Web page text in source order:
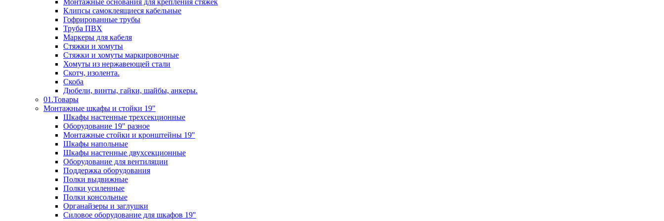
Монтажные основания для крепления стяжек
Клипсы самоклеящиеся кабельные
Гофрированные трубы
Труба ПВХ
Маркеры для кабеля
Стяжки и хомуты
Стяжки и хомуты маркировочные
Хомуты из нержавеющей стали
Скотч, изолента.
Скоба
Дюбели, винты, гайки, шайбы, анкеры.
01.Товары
Монтажные шкафы и стойки 19"
Шкафы настенные трехсекционные
Оборудование 19" разное
Монтажные стойки и кронштейны 19"
Шкафы напольные
Шкафы настенные двухсекционные
Оборудование для вентиляции
Поддержка оборудования
Полки выдвижные
Полки усиленные
Полки консольные
Органайзеры и заглушки
Силовое оборудование для шкафов 19"